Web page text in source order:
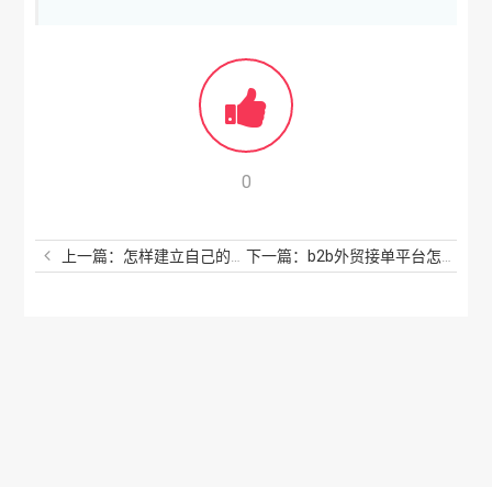
0
上一篇：怎样建立自己的网站平台？公司怎么建立自己的网站？